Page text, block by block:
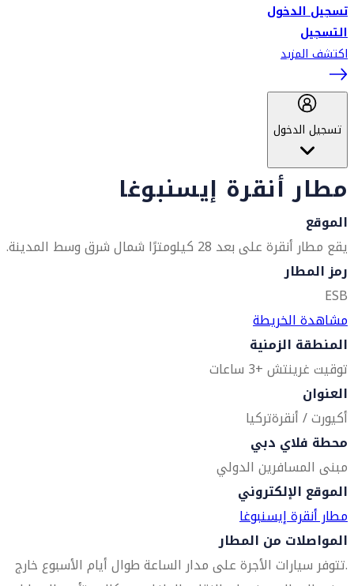
تسجيل الدخول
التسجيل
اكتشف المزيد
تسجيل الدخول
مطار أنقرة إيسنبوغا
الموقع
يقع مطار أنقرة على بعد 28 كيلومترًا شمال شرق وسط المدينة.
رمز المطار
ESB
مشاهدة الخريطة
المنطقة الزمنية
توقيت غرينتش +3 ساعات
العنوان
أكيورت / أنقرةتركيا
محطة فلاي دبي
مبنى المسافرين الدولي
الموقع الإلكتروني
مطار أنقرة إيسنبوغا
المواصلات من المطار
.تتوفر سيارات الأجرة على مدار الساعة طوال أيام الأسبوع خارج